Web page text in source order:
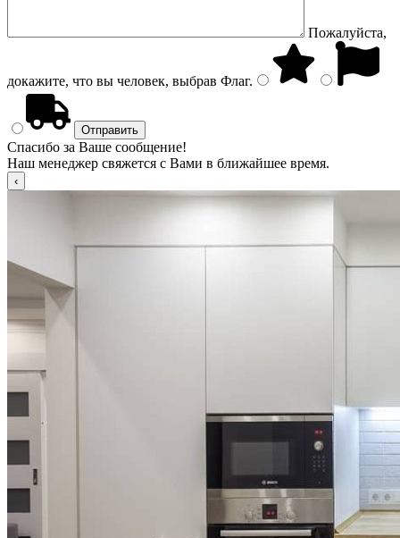
Пожалуйста,
докажите, что вы человек, выбрав Флаг.
Спасибо за Ваше сообщение!
Наш менеджер свяжется с Вами в ближайшее время.